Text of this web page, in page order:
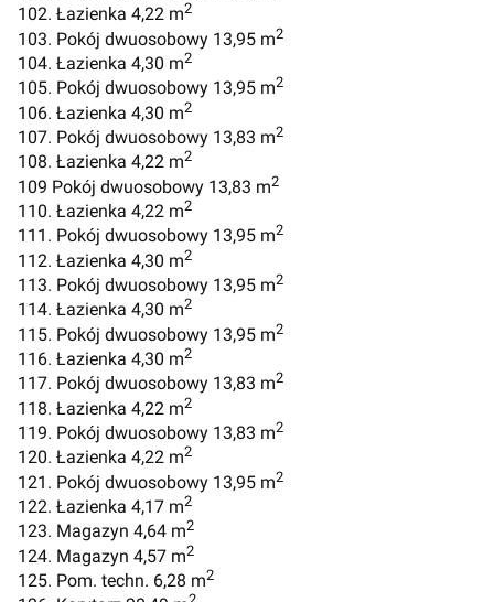
102. Łazienka 4,22 m2
103. Pokój dwuosobowy 13,95 m2
104. Łazienka 4,30 m2
105. Pokój dwuosobowy 13,95 m2
106. Łazienka 4,30 m2
107. Pokój dwuosobowy 13,83 m2
108. Łazienka 4,22 m2
109 Pokój dwuosobowy 13,83 m2
110. Łazienka 4,22 m2
111. Pokój dwuosobowy 13,95 m2
112. Łazienka 4,30 m2
113. Pokój dwuosobowy 13,95 m2
114. Łazienka 4,30 m2
115. Pokój dwuosobowy 13,95 m2
116. Łazienka 4,30 m2
117. Pokój dwuosobowy 13,83 m2
118. Łazienka 4,22 m2
119. Pokój dwuosobowy 13,83 m2
120. Łazienka 4,22 m2
121. Pokój dwuosobowy 13,95 m2
122. Łazienka 4,17 m2
123. Magazyn 4,64 m2
124. Magazyn 4,57 m2
125. Pom. techn. 6,28 m2